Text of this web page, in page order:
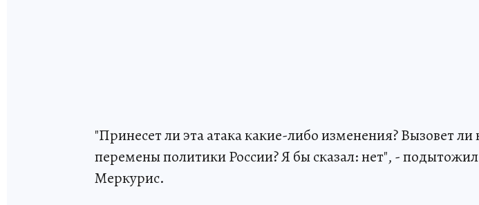
"Принесет ли эта атака какие-либо изменения? Вызовет
перемены политики России? Я бы сказал: нет", -
Меркурис.